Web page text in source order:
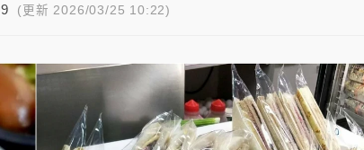
媒感嘆「好事多磨」
這類災損最多
、雨棚砸落毀車
(更新 2026/03/25 10:22)